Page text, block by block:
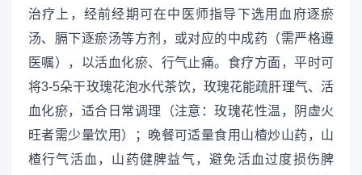
治疗上，经前经期可在中医师指导下选用血府逐瘀
汤、膈下逐瘀汤等方剂，或对应的中成药（需严格遵
医嘱），以活血化瘀、行气止痛。食疗方面，平时可
将3-5朵干玫瑰花泡水代茶饮，玫瑰花能疏肝理气、活
血化瘀，适合日常调理（注意：玫瑰花性温，阴虚火
旺者需少量饮用）；晚餐可适量食用山楂炒山药，山
楂行气活血，山药健脾益气，避免活血过度损伤脾